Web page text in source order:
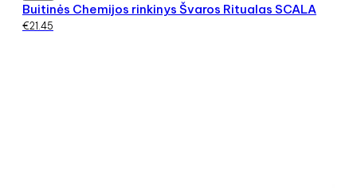
Buitinės Chemijos rinkinys Švaros Ritualas SCALA
€21.45